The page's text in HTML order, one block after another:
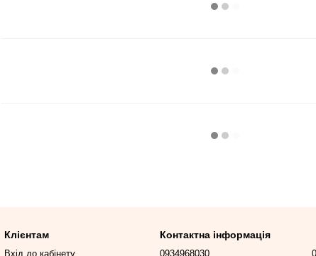
Клієнтам
Вхід до кабінету
Контактна інформація
0934968030